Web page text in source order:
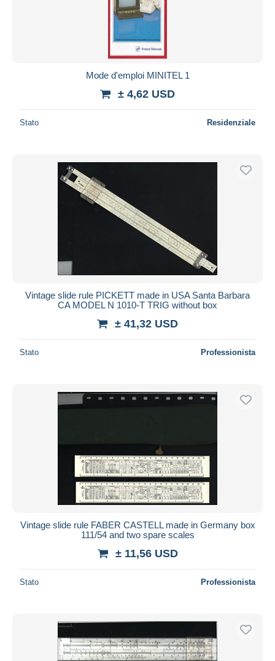
Mode d'emploi MINITEL 1
± 4,62 USD
Stato Residenziale
Vintage slide rule PICKETT made in USA Santa Barbara
CA MODEL N 1010-T TRIG without box
± 41,32 USD
Stato Professionista
Vintage slide rule FABER CASTELL made in Germany box
111/54 and two spare scales
± 11,56 USD
Stato Professionista